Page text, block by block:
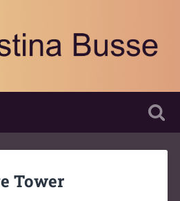
Tower